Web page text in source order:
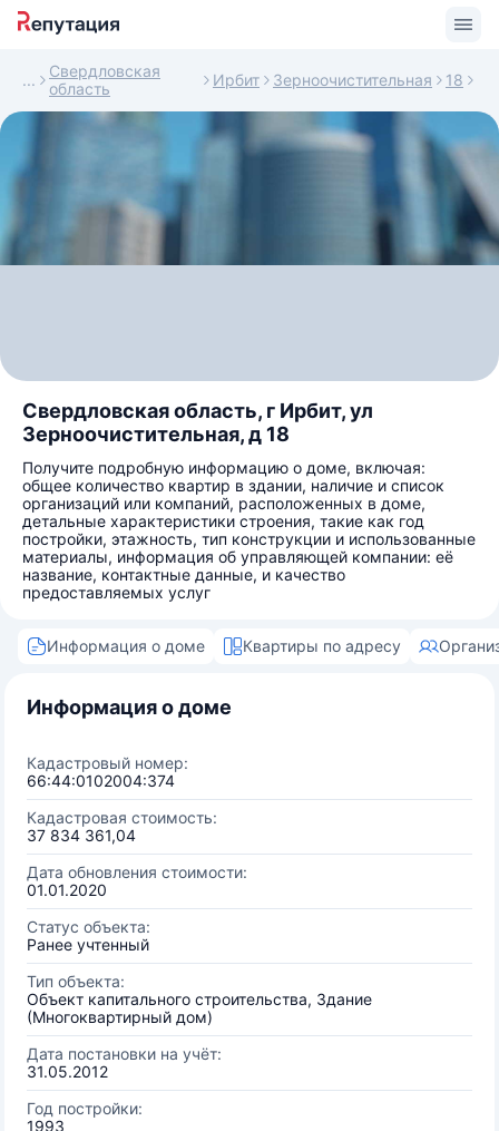
Свердловская
область
Ирбит Зерноочистительная 18
Свердловская область, г Ирбит, ул
Зерноочистительная, д 18
Получите подробную информацию о доме, включая:
общее количество квартир в здании, наличие и список
организаций или компаний, расположенных в доме,
детальные характеристики строения, такие как год
постройки, этажность, тип конструкции и использованные
материалы, информация об управляющей компании: её
название, контактные данные, и качество
предоставляемых услуг
Информация о доме Квартиры по адресу
Информация о доме
Кадастровый номер:
66:44:0102004:374
Кадастровая стоимость:
37 834 361,04
Дата обновления стоимости:
01.01.2020
Статус объекта:
Ранее учтенный
Тип объекта:
Объект капитального строительства, Здание
(Многоквартирный дом)
Дата постановки на учёт:
31.05.2012
Год постройки:
1993